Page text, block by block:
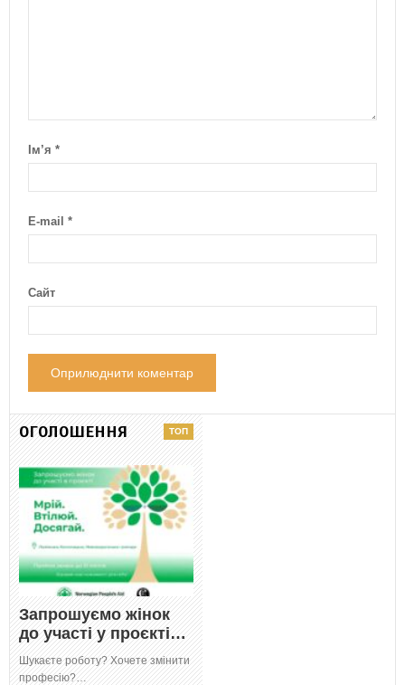
Ім’я *
E-mail *
Сайт
ОГОЛОШЕННЯ
Запрошуємо жінок
до участі у проєкті…
Шукаєте роботу? Хочете змінити
професію?…